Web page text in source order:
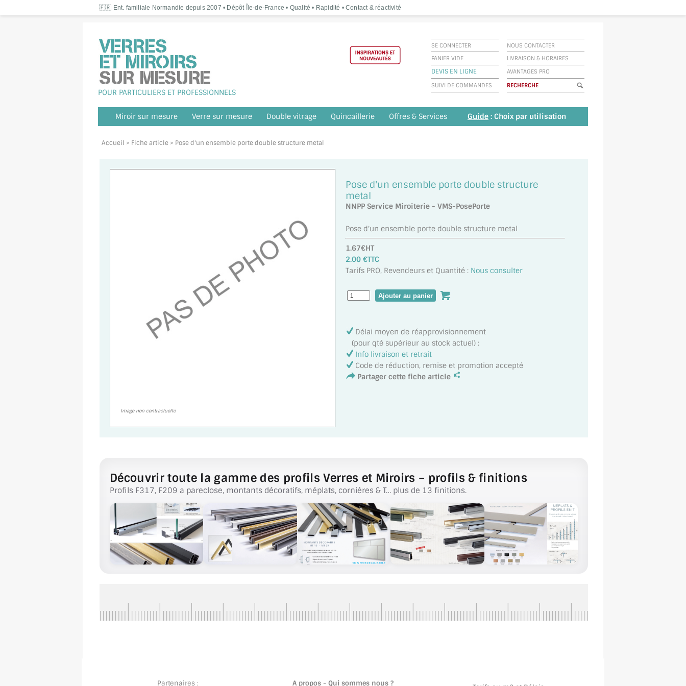
🇫🇷 Ent. familiale Normandie depuis 2007 • Dépôt Île-de-France • Qualité • Rapidité • Contact & réactivité
POUR PARTICULIERS ET PROFESSIONNELS
SE CONNECTER
NOUS CONTACTER
PANIER VIDE
LIVRAISON & HORAIRES
DEVIS EN LIGNE
AVANTAGES PRO
SUIVI DE COMMANDES
Miroir sur mesure Verre sur mesure Double vitrage Quincaillerie Offres & Services Guide : Choix par utilisation
Accueil > Fiche article > Pose d'un ensemble porte double structure metal
Image non contractuelle
Pose d'un ensemble porte double structure
metal
NNPP Service Miroiterie - VMS-PosePorte
Pose d'un ensemble porte double structure metal
1.67€HT
2.00 €TTC
Tarifs PRO, Revendeurs et Quantité : Nous consulter
Délai moyen de réapprovisionnement
(pour qté supérieur au stock actuel) :
Info livraison et retrait
Code de réduction, remise et promotion accepté
Partager cette fiche article
Découvrir toute la gamme des profils Verres et Miroirs – profils & finitions
Profils F317, F209 a pareclose, montants décoratifs, méplats, cornières & T… plus de 13 finitions.
Partenaires : A propos - Qui sommes nous ?